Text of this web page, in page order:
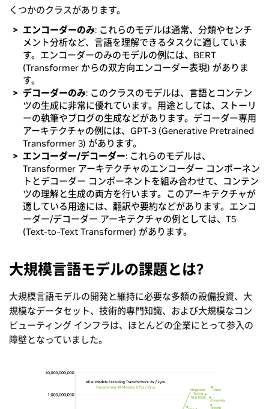
くつかのクラスがあります。
エンコーダーのみ: これらのモデルは通常、分類やセンチ
メント分析など、言語を理解できるタスクに適していま
す。エンコーダーのみのモデルの例には、BERT
(Transformer からの双方向エンコーダー表現) がありま
す。
デコーダーのみ: このクラスのモデルは、言語とコンテン
ツの生成に非常に優れています。用途としては、ストーリ
ーの執筆やブログの生成などがあります。デコーダー専用
アーキテクチャの例には、GPT-3 (Generative Pretrained
Transformer 3) があります。
エンコーダー/デコーダー: これらのモデルは、
Transformer アーキテクチャのエンコーダー コンポーネン
トとデコーダー コンポーネントを組み合わせて、コンテン
ツの理解と生成の両方を行います。このアーキテクチャが
適している用途には、翻訳や要約などがあります。エンコ
ーダー/デコーダー アーキテクチャの例としては、T5
(Text-to-Text Transformer) があります。
大規模言語モデルの課題とは?
大規模言語モデルの開発と維持に必要な多額の設備投資、大
規模なデータセット、技術的専門知識、および大規模なコン
ピューティング インフラは、ほとんどの企業にとって参入の
障壁となっていました。